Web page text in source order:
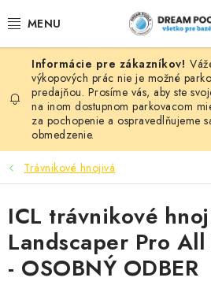
na
BAZÉNY
VÍRIVKY
ASEKO PRÍSLUŠENSTVO
NÁHRADNÉ DIELY
ZÁHRADA
výkopových prác nie je možné
predajňou. Prosíme vás, aby ste
na inom dostupnom parkovacom
za pochopenie a ospravedlňujeme
obmedzenie.
Trávnikové hnojivá
ICL trávnikové
Landscaper Pro
- OSOBNÝ ODBER